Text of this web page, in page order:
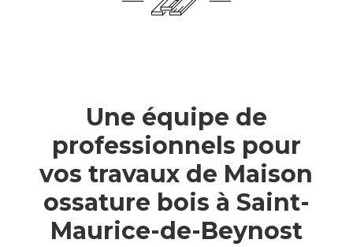
Une équipe de
professionnels pour
vos travaux de Maison
ossature bois à Saint-
Maurice-de-Beynost